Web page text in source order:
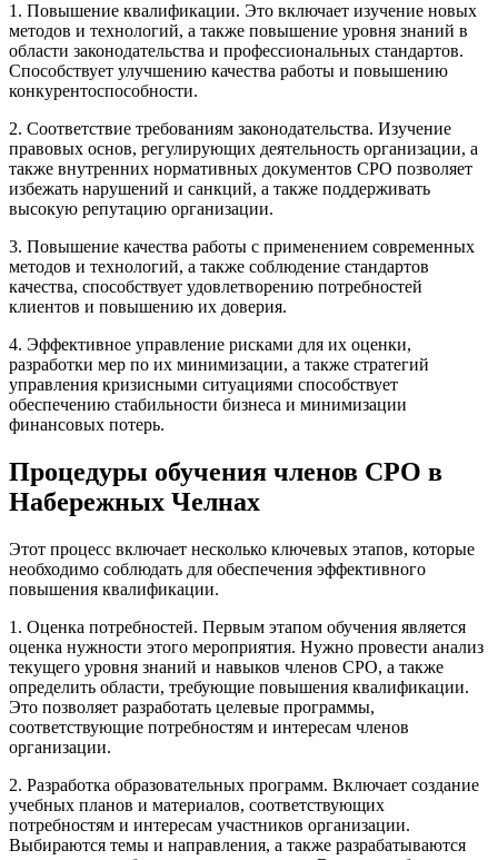
1. Повышение квалификации. Это включает изучение новых
методов и технологий, а также повышение уровня знаний в
области законодательства и профессиональных стандартов.
Способствует улучшению качества работы и повышению
конкурентоспособности.
2. Соответствие требованиям законодательства. Изучение
правовых основ, регулирующих деятельность организации, а
также внутренних нормативных документов СРО позволяет
избежать нарушений и санкций, а также поддерживать
высокую репутацию организации.
3. Повышение качества работы с применением современных
методов и технологий, а также соблюдение стандартов
качества, способствует удовлетворению потребностей
клиентов и повышению их доверия.
4. Эффективное управление рисками для их оценки,
разработки мер по их минимизации, а также стратегий
управления кризисными ситуациями способствует
обеспечению стабильности бизнеса и минимизации
финансовых потерь.
Процедуры обучения членов СРО в
Набережных Челнах
Этот процесс включает несколько ключевых этапов, которые
необходимо соблюдать для обеспечения эффективного
повышения квалификации.
1. Оценка потребностей. Первым этапом обучения является
оценка нужности этого мероприятия. Нужно провести анализ
текущего уровня знаний и навыков членов СРО, а также
определить области, требующие повышения квалификации.
Это позволяет разработать целевые программы,
соответствующие потребностям и интересам членов
организации.
2. Разработка образовательных программ. Включает создание
учебных планов и материалов, соответствующих
потребностям и интересам участников организации.
Выбираются темы и направления, а также разрабатываются